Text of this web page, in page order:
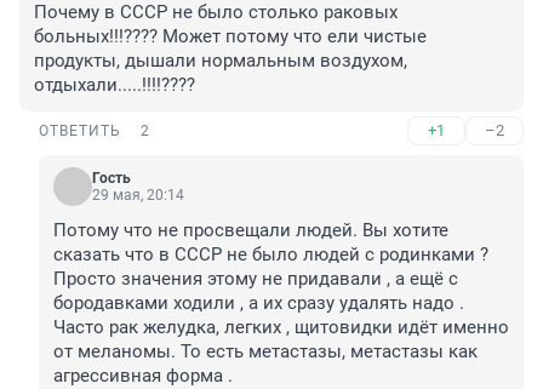
Почему в СССР не было столько раковых
больных!!!???? Может потому что ели чистые
продукты, дышали нормальным воздухом,
отдыхали.....!!!!????
ОТВЕТИТЬ 2 +1 –2
Гость
29 мая, 20:14
Потому что не просвещали людей. Вы хотите
сказать что в СССР не было людей с родинками ?
Просто значения этому не придавали , а ещё с
бородавками ходили , а их сразу удалять надо .
Часто рак желудка, легких , щитовидки идёт именно
от меланомы. То есть метастазы, метастазы как
агрессивная форма .